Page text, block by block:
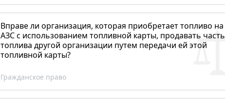
Вправе ли организация, которая приобретает топливо на
АЗС с использованием топливной карты, продавать часть
топлива другой организации путем передачи ей этой
топливной карты?
Гражданское право